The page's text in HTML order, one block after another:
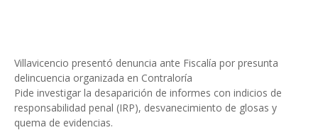
Villavicencio presentó denuncia ante Fiscalía por presunta
delincuencia organizada en Contraloría
Pide investigar la desaparición de informes con indicios de
responsabilidad penal (IRP), desvanecimiento de glosas y
quema de evidencias.